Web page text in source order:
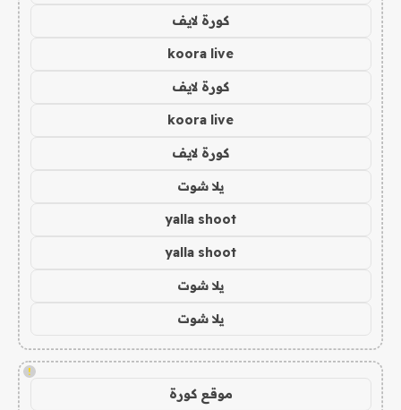
كورة لايف
koora live
كورة لايف
koora live
كورة لايف
يلا شوت
yalla shoot
yalla shoot
يلا شوت
يلا شوت
!
موقع كورة